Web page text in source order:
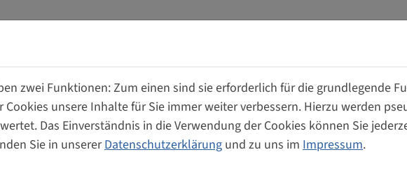
Unterstützung für
Gründerinnen
Genossenschaft
von und für Frauen
Tagungsräume
Unterstützung
zwei Funktionen: Zum einen sind sie erforderlich für die grundlegende
unsere Inhalte für Sie immer weiter verbessern. Hierzu werden
Das Einverständnis in die Verwendung der Cookies können Sie
Sie in unsererDatenschutzerklärung und zu uns im Impressum.